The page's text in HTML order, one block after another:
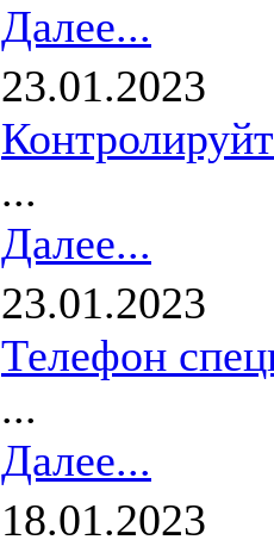
Далее...
23.01.2023
...
Далее...
23.01.2023
Телефон
...
Далее...
18.01.2023